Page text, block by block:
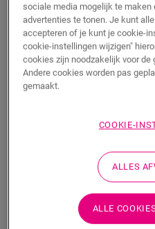
TOEVOEGEN
behoeften past?
Bekijk hoe het eruit zou
Bestel een sample
sociale media mogelijk te maken
advertenties te tonen. Je kunt
accepteren of je kunt je cookie-
cookie-instellingen wijzigen"
cookies zijn noodzakelijk voor de
Andere cookies worden pas
gemaakt.
COOKIE-
ALLES
ALLE